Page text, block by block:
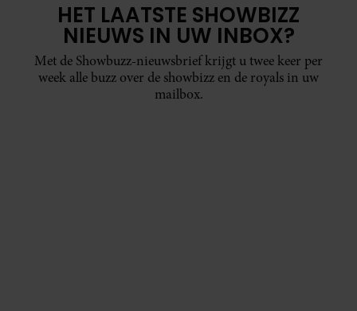
HET LAATSTE SHOWBIZZ
NIEUWS IN UW INBOX?
Met de Showbuzz-nieuwsbrief krijgt u twee keer per
week alle buzz over de showbizz en de royals in uw
mailbox.